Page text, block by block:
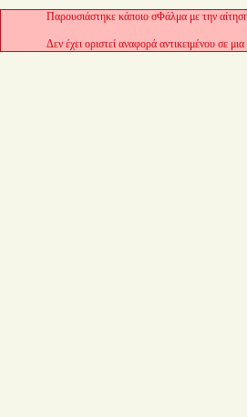
Παρουσιάστηκε κάποιο σΦάλμα με την
Δεν έχει οριστεί αναφορά αντικειμένου σε